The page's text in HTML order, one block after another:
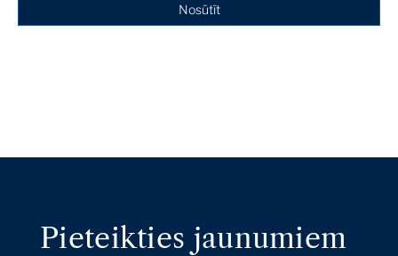
Nosūtīt
Pieteikties jaunumiem